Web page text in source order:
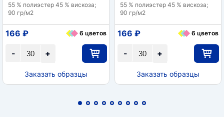
55 % полиэстер 45 % вискоза;
90 гр/м2
+
-
166 ₽ 6 цветов
Заказать образцы
55 % полиэстер 45 % вискоза;
90 гр/м2
+
-
166 ₽ 6 цветов
Заказать образцы